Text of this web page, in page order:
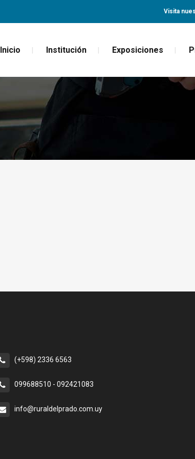
Visita
Inicio Institución Exposiciones
(+598) 2336 6563
099688510 - 092421083
info@ruraldelprado.com.uy